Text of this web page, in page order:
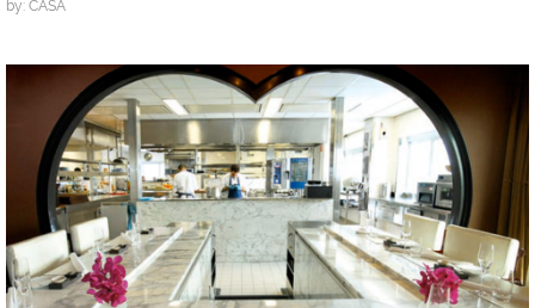
by: CASA